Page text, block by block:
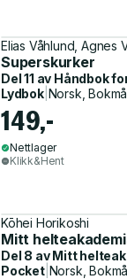
Elias Våhlund, Agnes
Superskurker
Del 11 av Håndbok
Lydbok| Norsk,
149,-
Nettlager
Klikk&Hent
Kōhei Horikoshi
Mitt
Del 8 avMitt
Pocket| Norsk,